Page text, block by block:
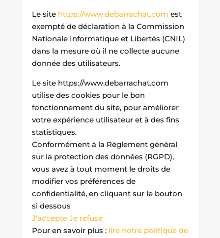
Le site https://www.debarrachat.com est
exempté de déclaration à la Commission
Nationale Informatique et Libertés (CNIL)
dans la mesure où il ne collecte aucune
donnée des utilisateurs.
Le site https://www.debarrachat.com
utilise des cookies pour le bon
fonctionnement du site, pour améliorer
votre expérience utilisateur et à des fins
statistiques.
Conformément à la Règlement général
sur la protection des données (RGPD),
vous avez à tout moment le droits de
modifier vos préférences de
confidentialité, en cliquant sur le bouton
si dessous
J'accepte Je refuse
Pour en savoir plus : lire notre politique de